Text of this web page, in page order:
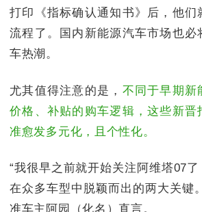
打印《指标确认通知书》后，他们
流程了。国内新能源汽车市场也必
车热潮。
尤其值得注意的是， 不同于早期新
价格、补贴的购车逻辑，这些新晋
准愈发多元化，且个性化。
“我很早之前就开始关注阿维塔07
在众多车型中脱颖而出的两大关键
准车主阿园（化名）直言。